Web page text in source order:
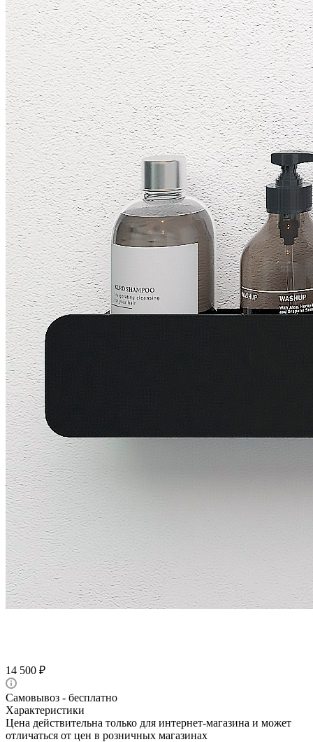
14 500 ₽
Самовывоз - бесплатно
Характеристики
Цена действительна только для интернет-магазина и может
отличаться от цен в розничных магазинах